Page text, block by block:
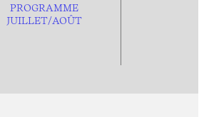
PROGRAMME
JUILLET/AOÛT